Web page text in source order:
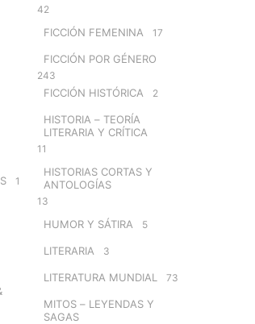
1
42
FICCIÓN FEMENINA 17
FICCIÓN POR GÉNERO
243
FICCIÓN HISTÓRICA 2
HISTORIA – TEORÍA
LITERARIA Y CRÍTICA
11
HISTORIAS CORTAS Y
ANTOLOGÍAS
13
HUMOR Y SÁTIRA 5
LITERARIA 3
LITERATURA MUNDIAL 73
MITOS – LEYENDAS Y
SAGAS